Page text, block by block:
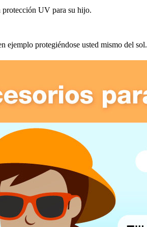
protección UV para su hijo.
ejemplo protegiéndose usted mismo del sol.